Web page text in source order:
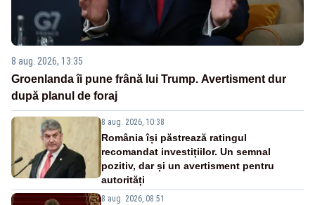
8 aug. 2026, 13:35
Groenlanda îi pune frână lui Trump. Avertisment dur
după planul de foraj
8 aug. 2026, 10:38
România își păstrează ratingul
recomandat investițiilor. Un semnal
pozitiv, dar și un avertisment pentru
autorități
8 aug. 2026, 08:51